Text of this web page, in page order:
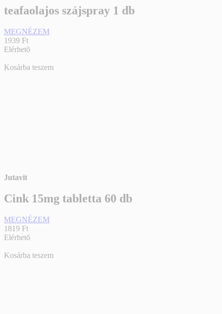
teafaolajos szájspray 1 db
MEGNÉZEM
1939 Ft
Elérhetõ
Kosárba teszem
Jutavit
Cink 15mg tabletta 60 db
MEGNÉZEM
1819 Ft
Elérhetõ
Kosárba teszem